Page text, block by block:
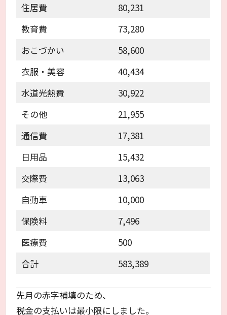
住居費
80,231
教育費
73,280
おこづかい
58,600
衣服・美容
40,434
水道光熱費
30,922
その他
21,955
通信費
17,381
日用品
15,432
交際費
13,063
自動車
10,000
保険料
7,496
医療費
500
合計
583,389
先月の赤字補填のため、
税金の支払いは最小限にしました。